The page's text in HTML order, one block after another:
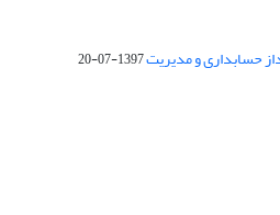
حسابداری و مدیریت1397-07-20